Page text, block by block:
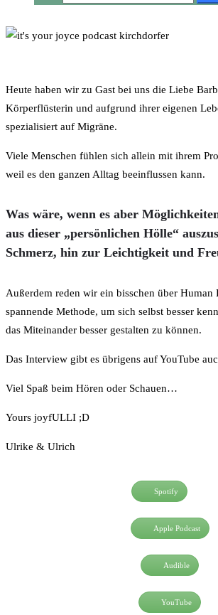
Heute haben wir zu Gast bei uns die Liebe
Körperflüsterin und aufgrund ihrer eigenen
spezialisiert auf Migräne.
Viele Menschen fühlen sich allein mit ihrem
weil es den ganzen Alltag beeinflussen kann.
Was wäre, wenn es aber
aus dieser „persönlichen Hölle“
Schmerz, hin zur Leichtigkeit und
Außerdem reden wir ein bisschen über Human
spannende Methode, um sich selbst besser
das Miteinander besser gestalten zu können.
Das Interview gibt es übrigens auf YouTube
Viel Spaß beim Hören oder Schauen…
Yours joyfULLI ;D
Ulrike & Ulrich
Spotify
Apple Podcast
Audible
YouTube